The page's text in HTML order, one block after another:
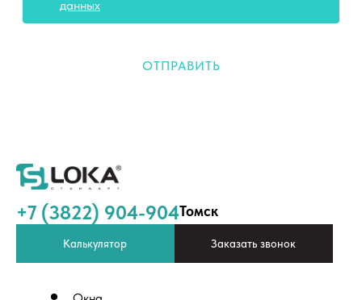
данных
ОТПРАВИТЬ
+7 (3822) 904-904Томск
Калькулятор Заказать звонок